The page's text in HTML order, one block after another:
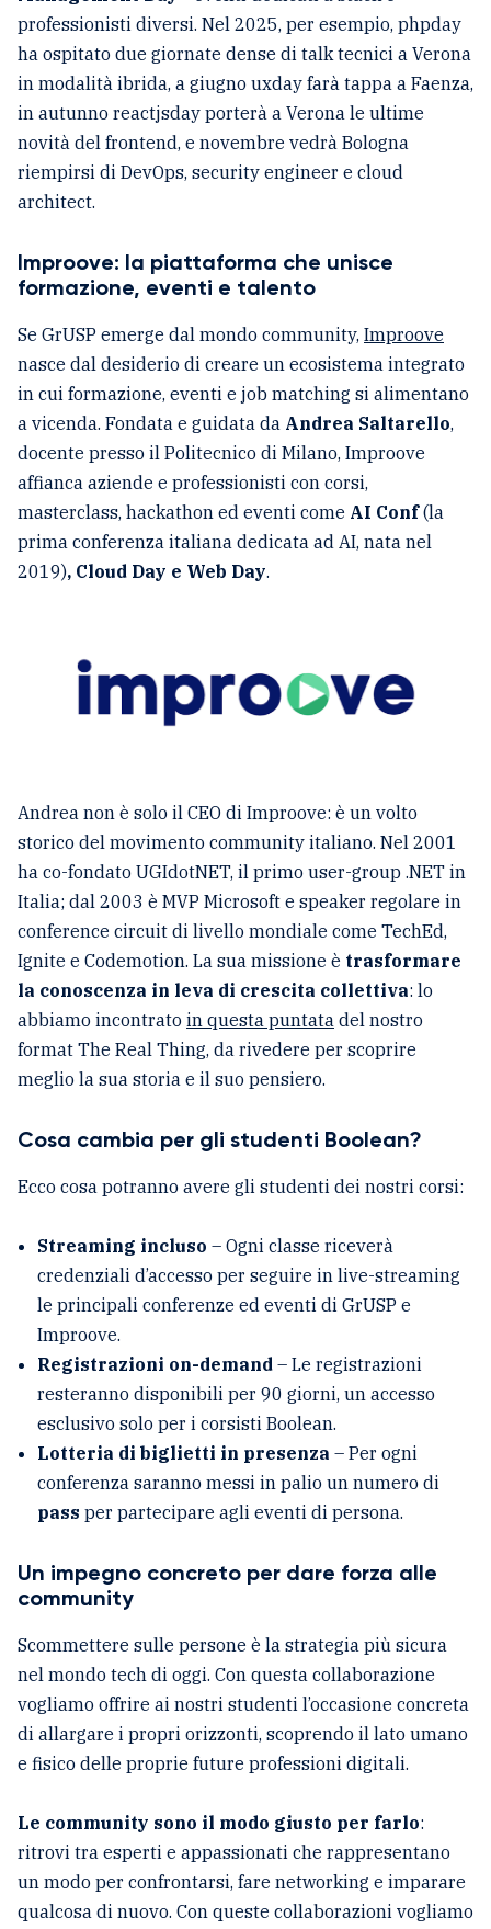
professionisti diversi. Nel 2025, per esempio, phpday
ha ospitato due giornate dense di talk tecnici a Verona
in modalità ibrida, a giugno uxday farà tappa a Faenza,
in autunno reactjsday porterà a Verona le ultime
novità del frontend, e novembre vedrà Bologna
riempirsi di DevOps, security engineer e cloud
architect.
Improove: la piattaforma che unisce
formazione, eventi e talento
Se GrUSP emerge dal mondo community, Improove
nasce dal desiderio di creare un ecosistema integrato
in cui formazione, eventi e job matching si alimentano
a vicenda. Fondata e guidata da Andrea Saltarello,
docente presso il Politecnico di Milano, Improove
affianca aziende e professionisti con corsi,
masterclass, hackathon ed eventi come AI Conf(la
prima conferenza italiana dedicata ad AI, nata nel
2019), Cloud Day e Web Day.
Andrea non è solo il CEO di Improove: è un volto
storico del movimento community italiano. Nel 2001
ha co-fondato UGIdotNET, il primo user-group .NET in
Italia; dal 2003 è MVP Microsoft e speaker regolare in
conference circuit di livello mondiale come TechEd,
Ignite e Codemotion. La sua missione è trasformare
la conoscenza in leva di crescita collettiva: lo
abbiamo incontrato in questa puntata del nostro
format The Real Thing, da rivedere per scoprire
meglio la sua storia e il suo pensiero.
Cosa cambia per gli studenti Boolean?
Ecco cosa potranno avere gli studenti dei nostri corsi:
Streaming incluso – Ogni classe riceverà
credenziali d’accesso per seguire in live-streaming
le principali conferenze ed eventi di GrUSP e
Improove.
Registrazioni on-demand – Le registrazioni
resteranno disponibili per 90 giorni, un accesso
esclusivo solo per i corsisti Boolean.
Lotteria di biglietti in presenza – Per ogni
conferenza saranno messi in palio un numero di
pass per partecipare agli eventi di persona.
Un impegno concreto per dare forza alle
community
Scommettere sulle persone è la strategia più sicura
nel mondo tech di oggi. Con questa collaborazione
vogliamo offrire ai nostri studenti l’occasione concreta
di allargare i propri orizzonti, scoprendo il lato umano
e fisico delle proprie future professioni digitali.
Le community sono il modo giusto per farlo:
ritrovi tra esperti e appassionati che rappresentano
un modo per confrontarsi, fare networking e imparare
qualcosa di nuovo. Con queste collaborazioni vogliamo